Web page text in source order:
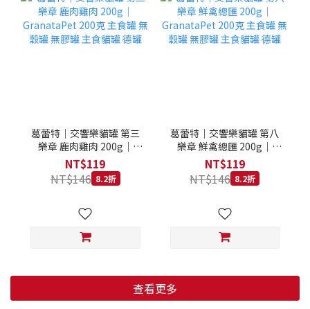
葛蕾特｜交響樂貓罐 第三
樂章 鹿肉雞肉 200g｜
GranataPet 200克 主食罐
無穀罐 無膠罐 主食貓罐 德
罐
NT$119
NT$146 8.2折
葛蕾特｜交響樂貓罐 第八
樂章 鮮禽總匯 200g｜
GranataPet 200克 主食罐
無穀罐 無膠罐 主食貓罐 德
罐
NT$119
NT$146 8.2折
查看更多